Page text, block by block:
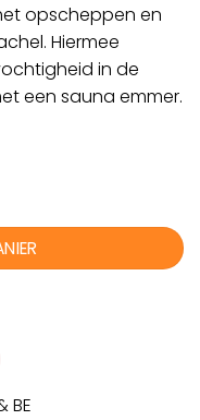
opscheppen en
Hiermee
in de
een sauna emmer.
BE